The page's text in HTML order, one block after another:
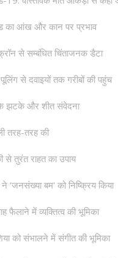
का आंख और कान पर प्रभाव
से सम्बंधित चिंताजनक डैटा
से दवाइयों तक गरीबों की पहुंच
के झटके और शीत संवेदना
तरह-तरह की
से तुरंत राहत का उपाय
‘जनसंख्या बम' को निष्क्रिय किया
फैलाने में व्यक्तित्व की भूमिका
को संभालने में संगीत की भूमिका